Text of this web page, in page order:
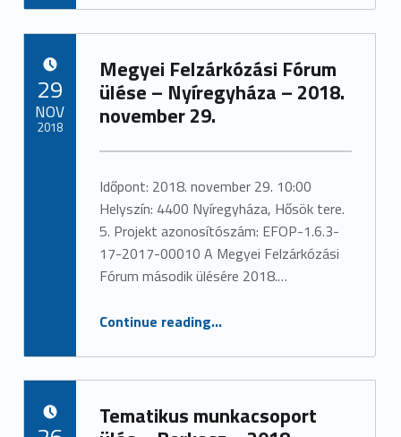
Megyei Felzárkózási Fórum
ülése – Nyíregyháza – 2018.
november 29.
Időpont: 2018. november 29. 10:00
Helyszín: 4400 Nyíregyháza, Hősök tere.
5. Projekt azonosítószám: EFOP-1.6.3-
17-2017-00010 A Megyei Felzárkózási
Fórum második ülésére 2018.…
Continue reading“Megyei Felzárkózási Fórum ülése – Nyíregyháza – 2018. november 29.”
…
29
NOV
2018
Tematikus munkacsoport